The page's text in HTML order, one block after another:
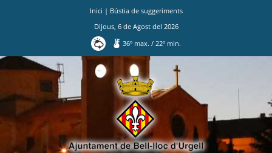
Inici | Bústia de suggeriments
Dijous, 6de Agostdel 2026
36º max./ 22º min.